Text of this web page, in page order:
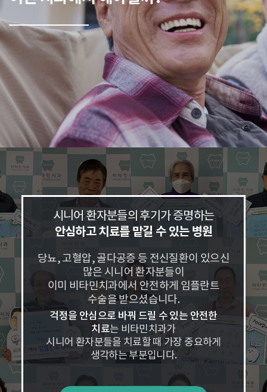
시니어 환자분들의 후기가 증명하는
안심하고 치료를 맡길 수 있는 병원
당뇨, 고혈압, 골다공증 등 전신질환이 있으신
많은 시니어 환자분들이
이미 비타민치과에서 안전하게 임플란트
수술을 받으셨습니다.
걱정을 안심으로 바꿔 드릴 수 있는 안전한
치료는 비타민치과가
시니어 환자분들을 치료할 때 가장 중요하게
생각하는 부분입니다.